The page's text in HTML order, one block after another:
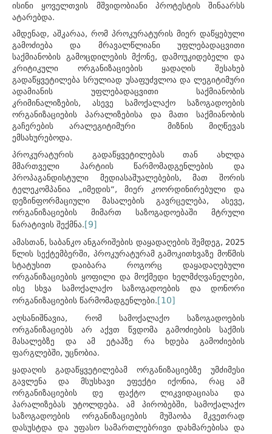
ისინი ყოველთვის მშვიდობიანი პროტესტის შინაარსს
ატარებდა.
ამდენად, აშკარაა, რომ პროკურატურის მიერ დაწყებული
გამოძიება და მრავალწლიანი უფლებადაცვითი
საქმიანობის გამოცდილების მქონე, დამოუკიდებელი და
კრიტიკული ორგანიზაციების ყადაღის შესახებ
გადაწყვეტილება სრულიად უსაფუძვლოა და ლეგიტიმური
ადამიანის უფლებადაცვითი საქმიანობის
კრიმინალიზების, ასევე სამოქალაქო საზოგადოების
ორგანიზაციების პარალიზებისა და მათი საქმიანობის
გაჩერების არალეგიტიმური მიზნის მიღწევას
ემსახურებოდა.
პროკურატურის გადაწყვეტილებას თან ახლდა
მმართველი პარტიის წარმომადგენლების და
პროპაგანდისტული მედიასაშუალებების, მათ შორის
ტელეკომპანია „იმედის“, მიერ კოორდინირებული და
დეზინფორმაციული მასალების გავრცელება, ასევე,
ორგანიზაციების მიმართ საზოგადოებაში მტრული
ნარატივის შექმნა.[9]
ამასთან, საბანკო ანგარიშების დაყადაღების შემდეგ, 2025
წლის სექტემბერში, პროკურატურამ გამოკითხვაზე მოწმის
სტატუსით დაიბარა როგორც დაყადაღებული
ორგანიზაციების ყოფილი და მოქმედი ხელმძღვანელები,
ისე სხვა სამოქალაქო საზოგადოების და დონორი
ორგანიზაციების წარმომადგენლები.[10]
აღსანიშნავია, რომ სამოქალაქო საზოგადოების
ორგანიზაციებს არ აქვთ წვდომა გამოძიების საქმის
მასალებზე და ამ ეტაპზე რა ხდება გამოძიების
ფარგლებში, უცნობია.
ყადაღის გადაწყვეტილებამ ორგანიზაციებზე უმძიმესი
გავლენა და მსუსხავი ეფექტი იქონია, რაც ამ
ორგანიზაციების დე ფაქტო ლიკვიდაციასა და
პარალიზებას უტოლდება. ამ პირობებში, სამოქალაქო
საზოგადოების ორგანიზაციების მუშაობა მკვეთრად
დასუსტდა და უფასო სამართლებრივი დახმარებისა და